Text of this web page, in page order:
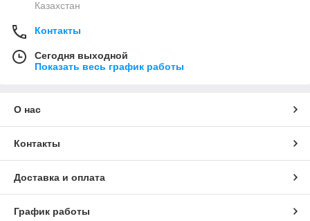
Казахстан
Контакты
Сегодня выходной
Показать весь график работы
О нас
Контакты
Доставка и оплата
График работы